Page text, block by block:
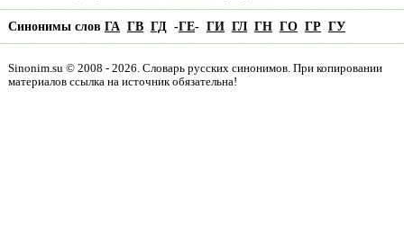
Синонимы слов ГА ГВ ГД-ГЕ- ГИ ГЛ ГН ГО ГР ГУ
Sinonim.su © 2008 - 2026. Словарь русских синонимов. При копировании
материалов ссылка на источник обязательна!